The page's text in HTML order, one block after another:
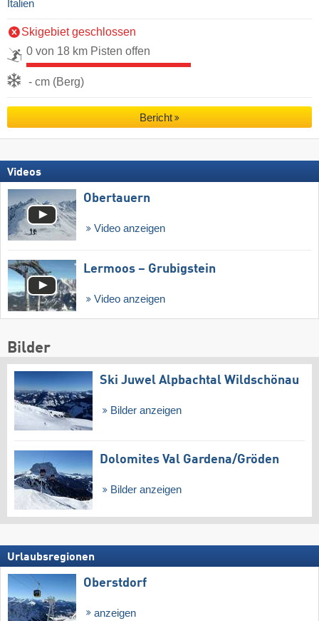
Italien
Skigebiet geschlossen
0 von 18 km Pisten offen
- cm (Berg)
Bericht
Videos
Obertauern
Video anzeigen
Lermoos – Grubigstein
Video anzeigen
Bilder
Ski Juwel Alpbachtal Wildschönau
Bilder anzeigen
Dolomites Val Gardena/​Gröden
Bilder anzeigen
Urlaubsregionen
Oberstdorf
anzeigen